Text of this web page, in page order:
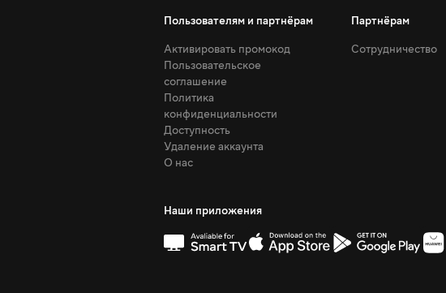
Пользователям и партнёрам
Активировать промокод
Пользовательское
соглашение
Политика
конфиденциальности
Доступность
Удаление аккаунта
О нас
Партнёрам
Сотрудничество
Наши приложения